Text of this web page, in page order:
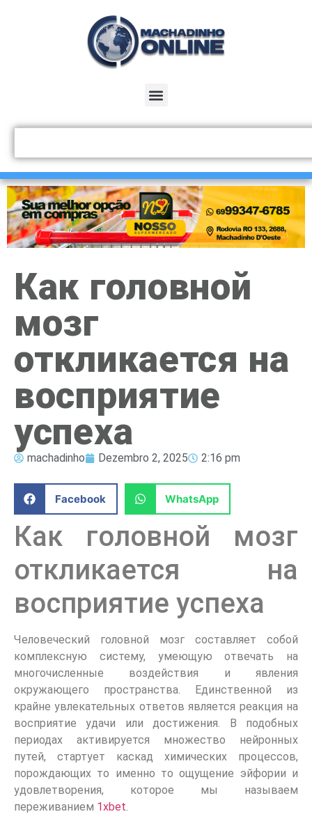
Как головной
мозг
откликается на
восприятие
успеха
machadinho Dezembro 2, 2025 2:16 pm
Facebook WhatsApp
Как головной мозг
откликается на
восприятие успеха
Человеческий головной мозг составляет собой
комплексную систему, умеющую отвечать на
многочисленные воздействия и явления
окружающего пространства. Единственной из
крайне увлекательных ответов является реакция на
восприятие удачи или достижения. В подобных
периодах активируется множество нейронных
путей, стартует каскад химических процессов,
порождающих то именно то ощущение эйфории и
удовлетворения, которое мы называем
переживанием 1хbet.